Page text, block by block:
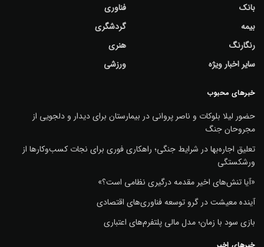
بانک
بیمه
رنگارنگ
سایر اخبار ویژه
فناوری
گردشگری
هنری
ورزشی
خبرهای محبوب
حضور لیلا بلوکات و ناصر پروانی در بیمارستان برای دیدار و دلجویی از
مجروحان جنگ
تعلیق اجاره‌بها در شرایط جنگی؛ راهکاری فوری برای نجات کسب‌وکارها از
ورشکستگی
«آیا تنش‌های اخیر مقدمه درگیری نظامی است؟»
آینده معیشت در گرو توسعه فناوری‌های اقتصادی
بازی سود با زمان؛ مدل مالی پلتفرم‌های اعتباری
خبرهای اخیر